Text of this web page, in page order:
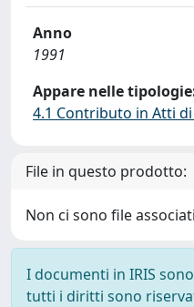
Anno
1991
Appare nelle
4.1 Contributo in Atti
File in questo prodotto:
Non ci sono file
I documenti in IRIS
tutti i diritti sono